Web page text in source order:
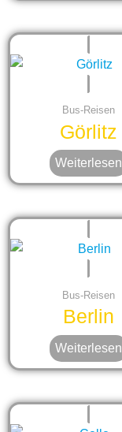
Bus-Reisen
Görlitz
Weiterlesen
Bus-Reisen
Berlin
Weiterlesen